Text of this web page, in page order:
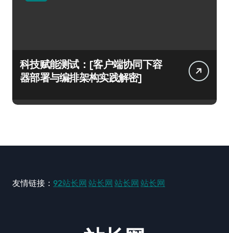
科技赋能测试：[客户端协同下容
器部署与编排架构实践解密]
友情链接： 92站长网 站长网 站长网 站长网